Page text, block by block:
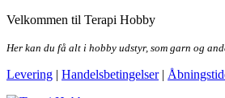
Skip
the
Velkommen til Terapi Hobby
Her kan du få alt i hobby udstyr, som garn og
Levering | Handelsbetingelser|